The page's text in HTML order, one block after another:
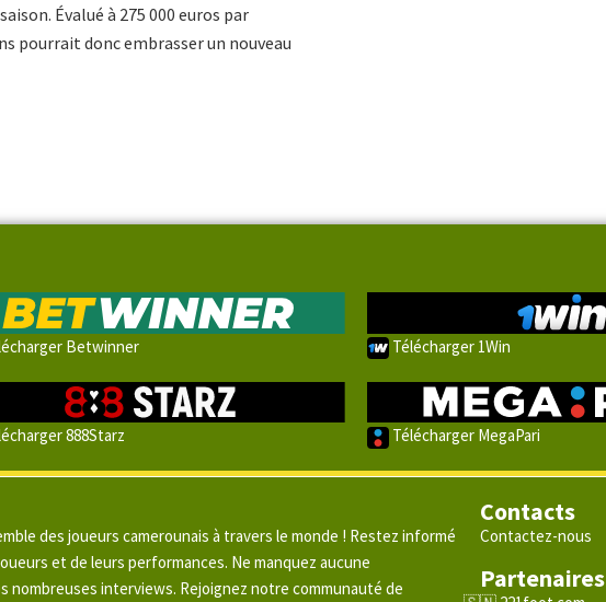
Évalué à 275 000 euros par
pourrait donc embrasser un nouveau
Betwinner Télécharger 1Win
888Starz Télécharger MegaPari
des joueurs camerounais à travers le monde ! Restez informé
et de leurs performances. Ne manquez aucune
interviews. Rejoignez notre communauté de
Contacts
Contactez-nous
Partenaires